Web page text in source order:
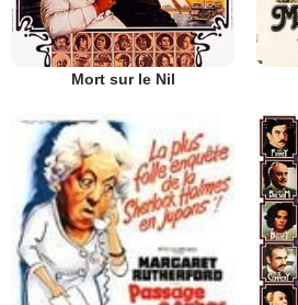
Mort sur le Nil